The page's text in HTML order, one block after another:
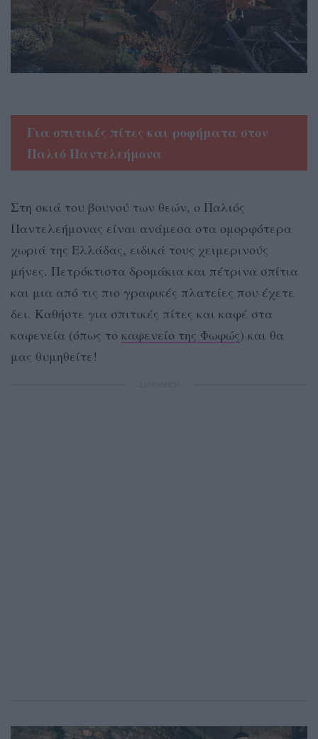
Για σπιτικές πίτες και ροφήματα στον
Παλιό Παντελεήμονα
Στη σκιά του βουνού των θεών, ο Παλιός
Παντελεήμονας είναι ανάμεσα στα ομορφότερα
χωριά της Ελλάδας, ειδικά τους χειμερινούς
μήνες. Πετρόκτιστα δρομάκια και πέτρινα σπίτια
και μια από τις πιο γραφικές πλατείες που έχετε
δει. Καθήστε για σπιτικές πίτες και καφέ στα
καφενεία (όπως το καφενείο της Φωφώς) και θα
μας θυμηθείτε!